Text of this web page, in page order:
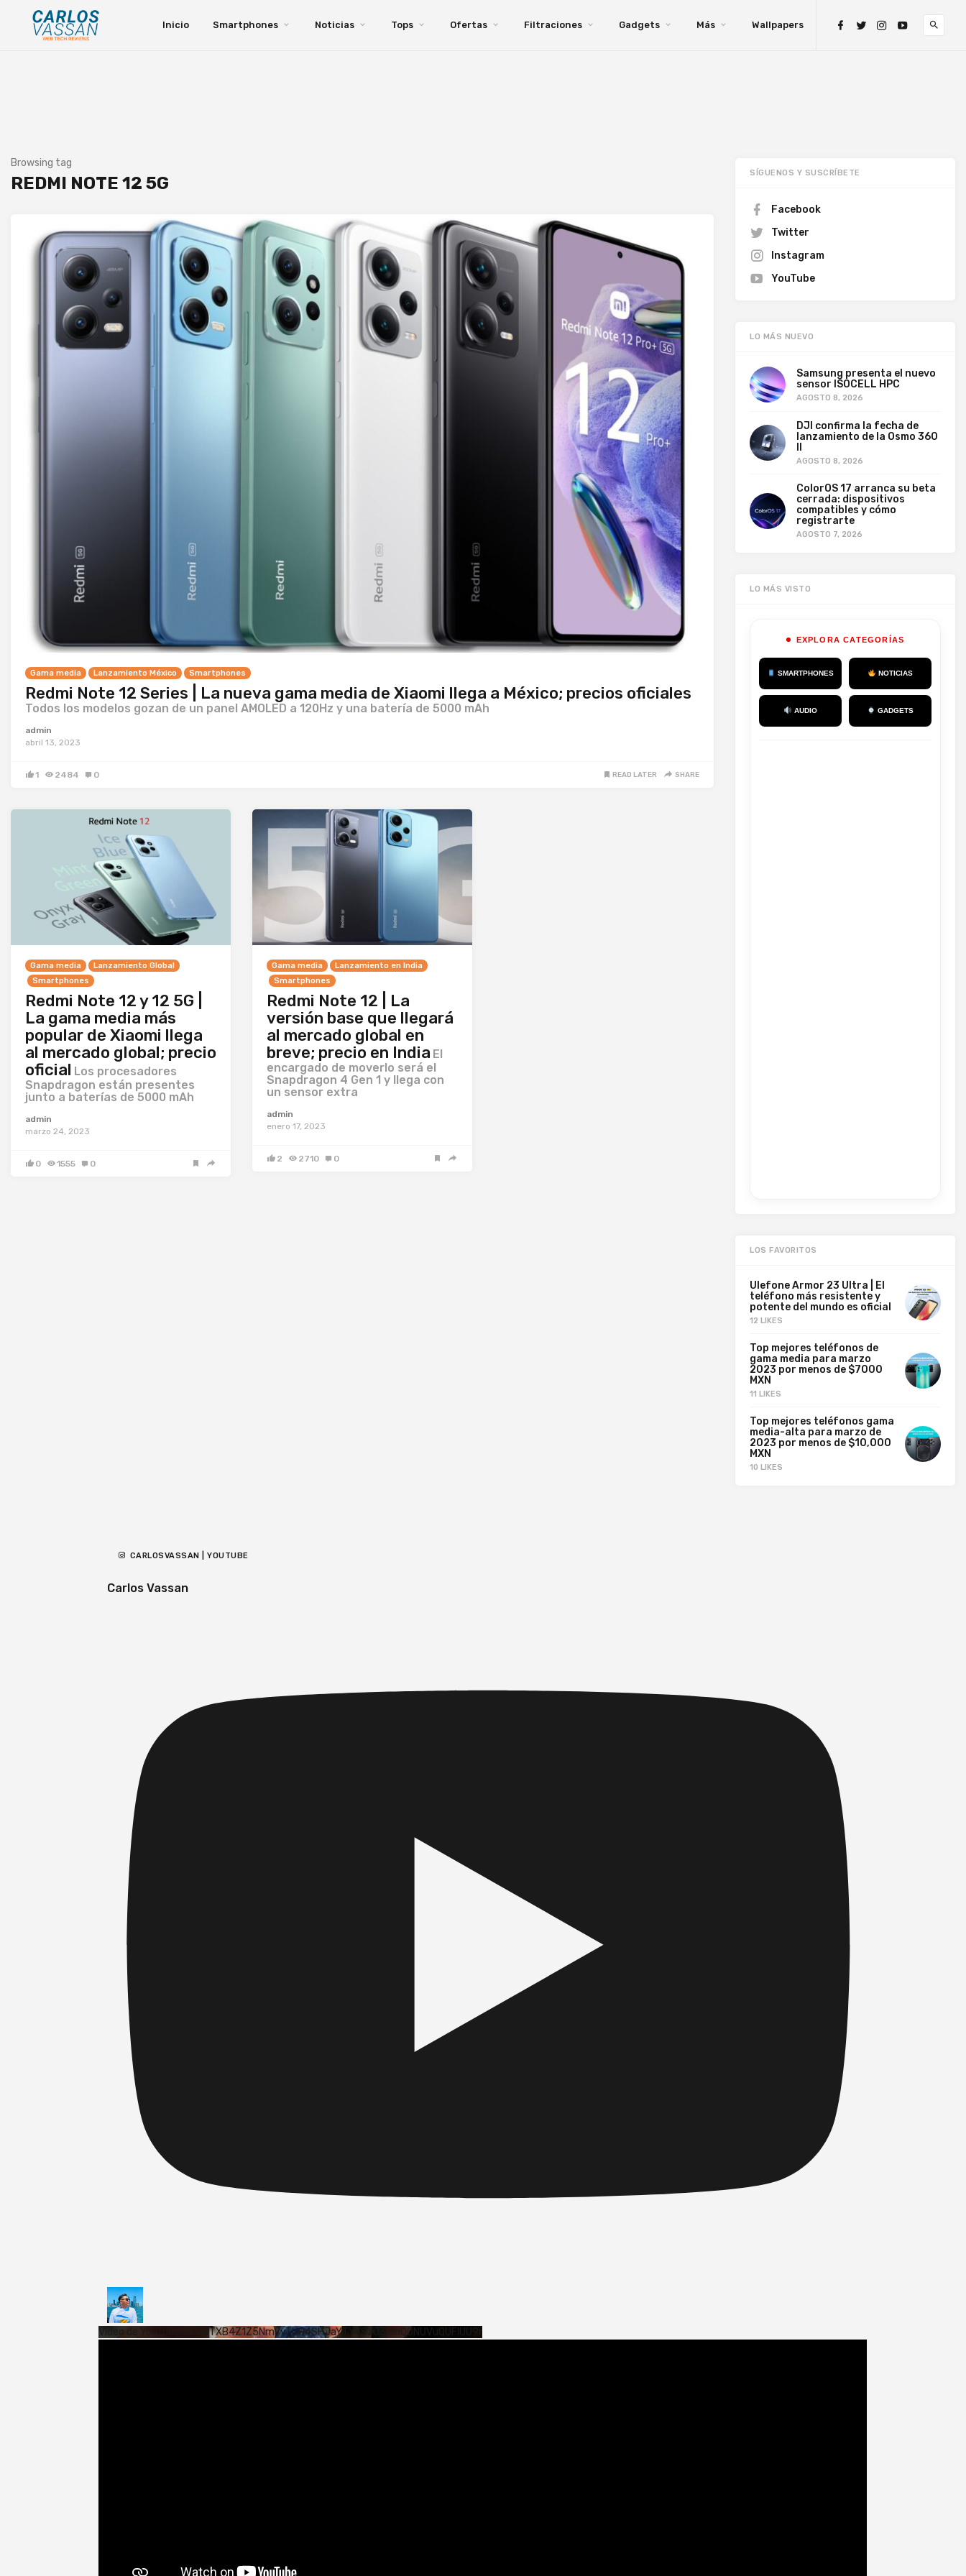
Inicio Smartphones Noticias Tops Ofertas Filtraciones Gadgets Más Wallpapers
Browsing tag
REDMI NOTE 12 5G
Gama media Lanzamiento México Smartphones
Redmi Note 12 Series | La nueva gama media de Xiaomi llega a México; precios oficiales
Todos los modelos gozan de un panel AMOLED a 120Hz y una batería de 5000 mAh
admin
abril 13, 2023
1 2484 0 READ LATER SHARE
Gama media
Lanzamiento Global
Smartphones
Redmi Note 12 y 12 5G |
La gama media más
popular de Xiaomi llega
al mercado global; precio
oficial Los procesadores
Snapdragon están presentes
junto a baterías de 5000 mAh
admin
marzo 24, 2023
0 1555 0
Gama media
Lanzamiento en India
Smartphones
Redmi Note 12 | La
versión base que llegará
al mercado global en
breve; precio en India El
encargado de moverlo será el
Snapdragon 4 Gen 1 y llega con
un sensor extra
admin
enero 17, 2023
2 2710 0
SÍGUENOS Y SUSCRÍBETE
Facebook
Twitter
Instagram
YouTube
LO MÁS NUEVO
Samsung presenta el nuevo
sensor ISOCELL HPC
AGOSTO 8, 2026
DJI confirma la fecha de
lanzamiento de la Osmo 360
AGOSTO 8, 2026
ColorOS 17 arranca su beta
cerrada: dispositivos
compatibles y cómo
registrarte
AGOSTO 7, 2026
LO MÁS VISTO
EXPLORA CATEGORÍAS
SMARTPHONES NOTICIAS
AUDIO GADGETS
LOS FAVORITOS
Ulefone Armor 23 Ultra | El
teléfono más resistente y
potente del mundo es oficial
12 LIKES
Top mejores teléfonos de
gama media para marzo
2023 por menos de $7000
MXN
11 LIKES
Top mejores teléfonos gama
media-alta para marzo de
2023 por menos de $10,000
MXN
10 LIKES
CARLOSVASSAN | YOUTUBE
Carlos Vassan
Vídeo de YouTube VVVWTXB4Z1Z5NmVvTUQ4SHJaYTY4SzJ3LmQ0NUVuQUFlUU9r